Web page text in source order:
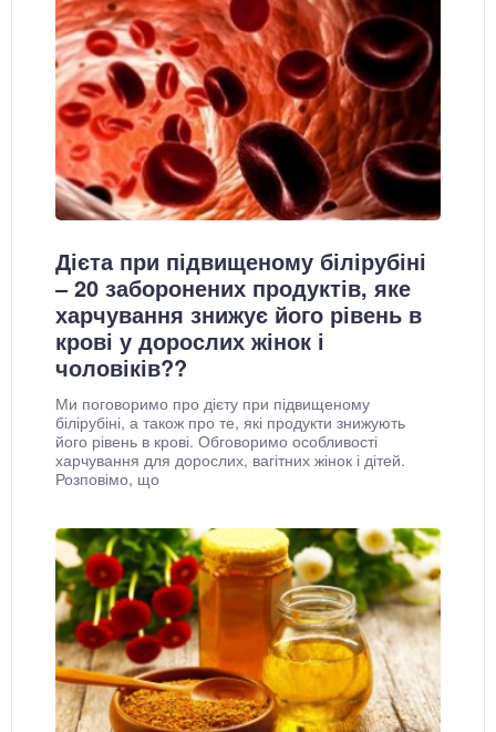
Дієта при підвищеному білірубіні
– 20 заборонених продуктів, яке
харчування знижує його рівень в
крові у дорослих жінок і
чоловіків??
Ми поговоримо про дієту при підвищеному
білірубіні, а також про те, які продукти знижують
його рівень в крові. Обговоримо особливості
харчування для дорослих, вагітних жінок і дітей.
Розповімо, що